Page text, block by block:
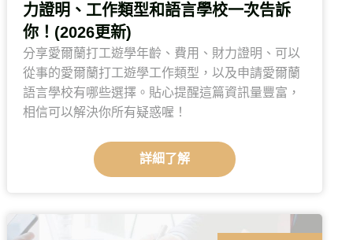
力證明、工作類型和語言學校一次告訴
你！(2026更新)
分享愛爾蘭打工遊學年齡、費用、財力證明、可以
從事的愛爾蘭打工遊學工作類型，以及申請愛爾蘭
語言學校有哪些選擇。貼心提醒這篇資訊量豐富，
相信可以解決你所有疑惑喔！
詳細了解